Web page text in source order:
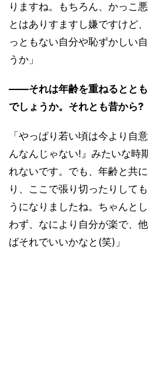
りますね。もちろん、かっこ
とはありすますし嫌ですけど
っともない自分や恥ずかしい
うか」
――それは年齢を重ねるとと
でしょうか。それとも昔から?
「やっぱり若い頃は今より自
んなんじゃない!』みたいな時
れないです。でも、年齢と共
り、ここで張り切ったりして
うになりましたね。ちゃんと
わず、なにより自分が楽で、
ばそれでいいかなと(笑)」